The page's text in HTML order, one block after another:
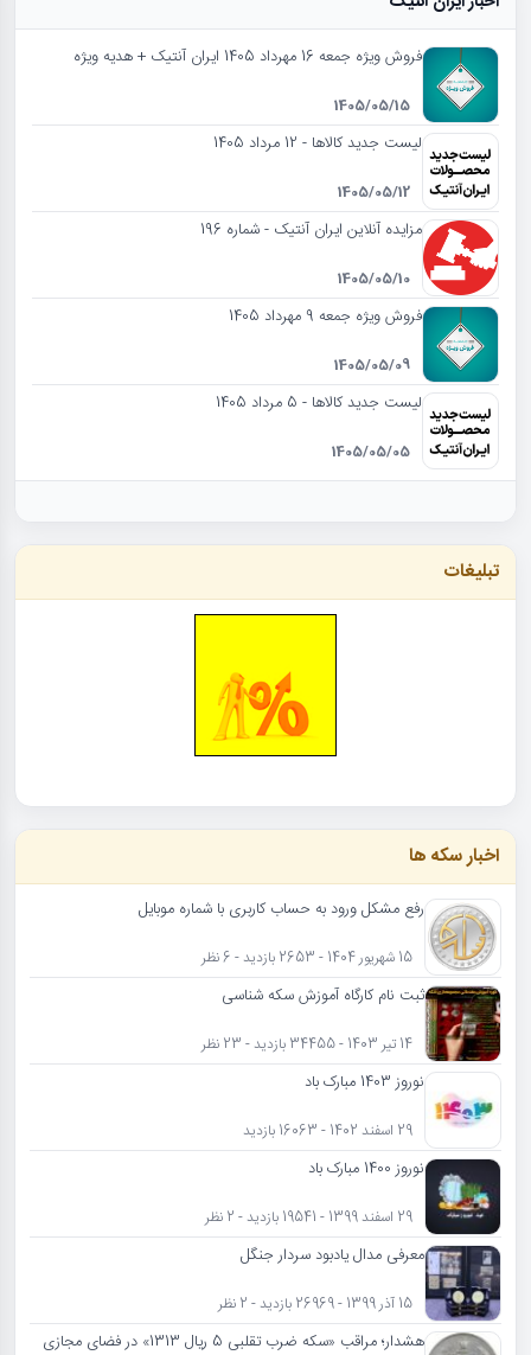
فروش ویژه جمعه 16 مهرداد 1405 ایران آنتیک + هدیه ویژه
1405/05/15
لیست جدید کالاها - 12 مرداد 1405
1405/05/12
مزایده آنلاین ایران آنتیک - شماره 196
1405/05/10
فروش ویژه جمعه 9 مهرداد 1405
1405/05/09
لیست جدید کالاها - 5 مرداد 1405
1405/05/05
تبلیغات
اخبار سکه ها
رفع مشکل ورود به حساب کاربری با شماره موبایل
15 شهریور 1404 - 2653 بازدید - 6 نظر
ثبت نام کارگاه آموزش سکه شناسی
14 تیر 1403 - 34455 بازدید - 23 نظر
نوروز 1403 مبارک باد
29 اسفند 1402 - 16063 بازدید
نوروز 1400 مبارک باد
29 اسفند 1399 - 19541 بازدید - 2 نظر
معرفی مدال یادبود سردار جنگل
15 آذر 1399 - 26969 بازدید - 2 نظر
هشدار؛ مراقب «سکه ضرب تقلبی 5 ریال 1313» در فضای مجازی